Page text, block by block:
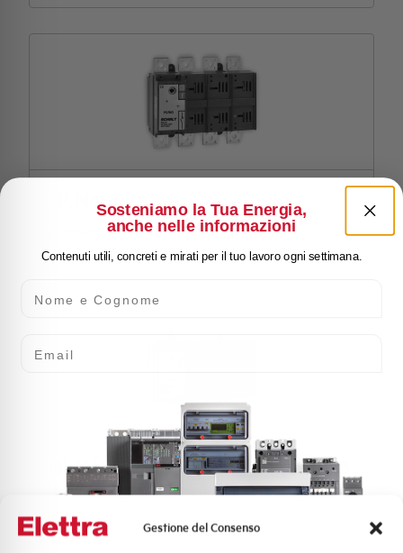
Gestione del Consenso
HLN6S31000
SEZIONATORE SCHALT HLN6S 3P 1000A
HLN6S31250
Sosteniamo la Tua Energia,
anche nelle informazioni
Contenuti utili, concreti e mirati per il tuo lavoro ogni settimana.